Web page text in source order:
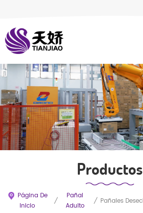
Productos
Página De
Inicio
/
Pañal
Adulto
/